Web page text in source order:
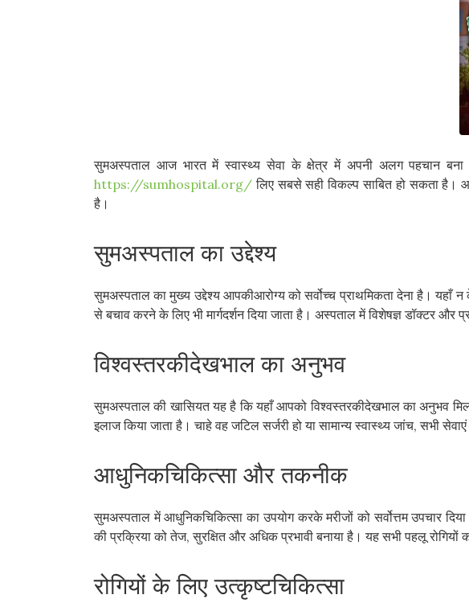
सुमअस्पताल आज भारत में स्वास्थ्य सेवा के क्षेत्र में अपनी अलग पहचान
https://sumhospital.org/ लिए सबसे सही विकल्प साबित हो सकता है।
है।
सुमअस्पताल का उद्देश्य
सुमअस्पताल का मुख्य उद्देश्य आपकीआरोग्य को सर्वोच्च प्राथमिकता देना है। यहाँ
से बचाव करने के लिए भी मार्गदर्शन दिया जाता है। अस्पताल में विशेषज्ञ डॉक्टर और
विश्वस्तरकीदेखभाल का अनुभव
सुमअस्पताल की खासियत यह है कि यहाँ आपको विश्वस्तरकीदेखभाल का अनुभव
इलाज किया जाता है। चाहे वह जटिल सर्जरी हो या सामान्य स्वास्थ्य जांच, सभी
आधुनिकचिकित्सा और तकनीक
सुमअस्पताल में आधुनिकचिकित्सा का उपयोग करके मरीजों को सर्वोत्तम उपचार
की प्रक्रिया को तेज, सुरक्षित और अधिक प्रभावी बनाया है। यह सभी पहलू
रोगियों के लिए उत्कृष्टचिकित्सा